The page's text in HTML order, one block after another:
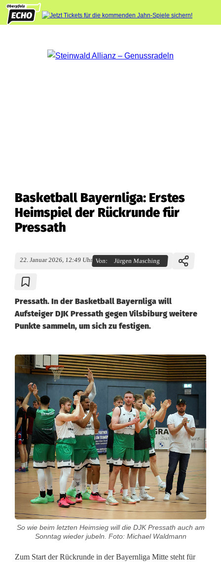
Basketball Bayernliga: Erstes
Heimspiel der Rückrunde für
Pressath
22. Januar 2026, 12:49 Uhr Von: Jürgen Masching
Pressath. In der Basketball Bayernliga will
Aufsteiger DJK Pressath gegen Vilsbiburg weitere
Punkte sammeln, um sich zu festigen.
B
s
k
e
t
b
a
l
l
B
So wie beim letzten Heimsieg will die DJK Pressath auch am
Sonntag wieder jubeln. Foto: Michael Waldmann
Zum Start der Rückrunde in der Bayernliga Mitte steht für